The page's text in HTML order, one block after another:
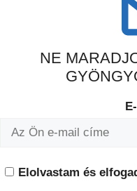
NE
Elolvastam és